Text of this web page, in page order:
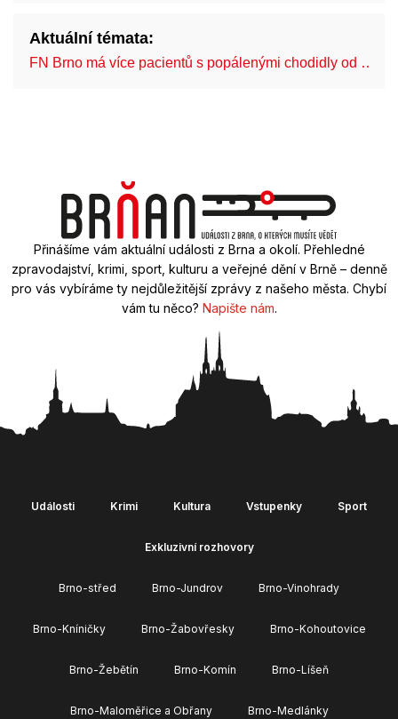
Aktuální témata:
FN Brno má více pacientů s popálenými chodidly od …
Přinášíme vám aktuální události z Brna a okolí. Přehledné
zpravodajství, krimi, sport, kulturu a veřejné dění v Brně – denně
pro vás vybíráme ty nejdůležitější zprávy z našeho města. Chybí
vám tu něco? Napište nám.
Události Krimi Kultura Vstupenky Sport
Exkluzivní rozhovory
Brno-střed Brno-Jundrov Brno-Vinohrady
Brno-Kníničky Brno-Žabovřesky Brno-Kohoutovice
Brno-Žebětín Brno-Komín Brno-Líšeň
Brno-Maloměřice a Obřany Brno-Medlánky